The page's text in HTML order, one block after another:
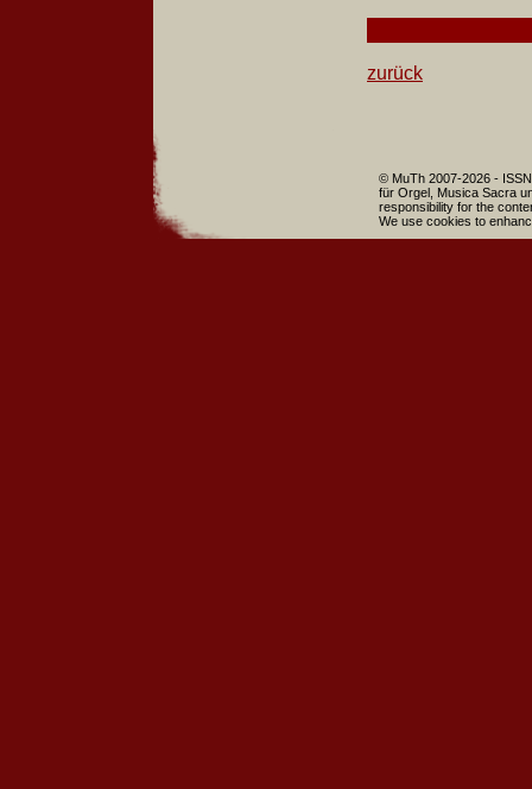
zurück
© MuTh 2007-2026 -
für Orgel, Musica Sacra
responsibility for the
We use cookies to